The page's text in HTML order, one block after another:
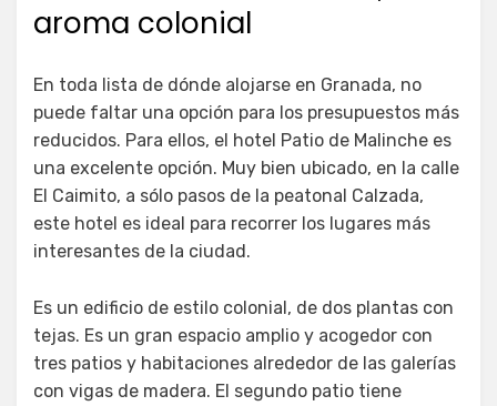
aroma colonial
En toda lista de dónde alojarse en Granada, no
puede faltar una opción para los presupuestos más
reducidos. Para ellos, el hotel Patio de Malinche es
una excelente opción. Muy bien ubicado, en la calle
El Caimito, a sólo pasos de la peatonal Calzada,
este hotel es ideal para recorrer los lugares más
interesantes de la ciudad.
Es un edificio de estilo colonial, de dos plantas con
tejas. Es un gran espacio amplio y acogedor con
tres patios y habitaciones alrededor de las galerías
con vigas de madera. El segundo patio tiene